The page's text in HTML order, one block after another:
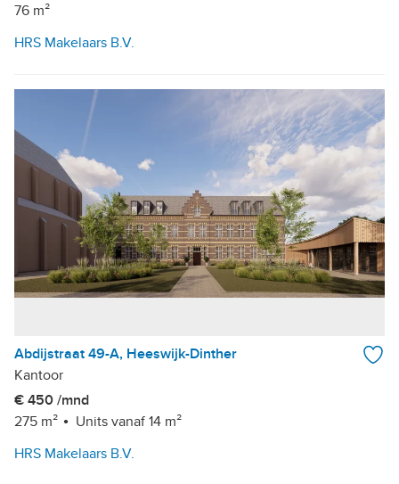
76 m²
HRS Makelaars B.V.
Abdijstraat 49-A, Heeswijk-Dinther
Kantoor
€ 450 /mnd
275 m²
Units vanaf 14 m²
HRS Makelaars B.V.